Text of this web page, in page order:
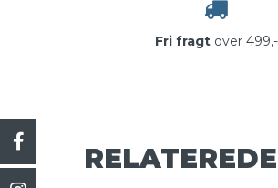
Fri fragtover 499,-